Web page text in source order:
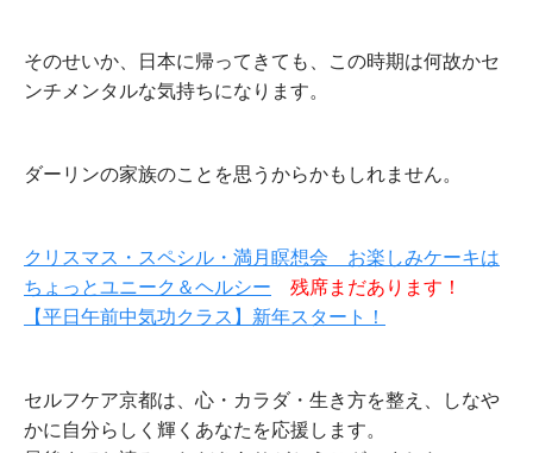
そのせいか、日本に帰ってきても、この時期は何故かセ
ンチメンタルな気持ちになります。
ダーリンの家族のことを思うからかもしれません。
クリスマス・スペシル・満月瞑想会 お楽しみケーキは
ちょっとユニーク＆ヘルシー
残席まだあります！
【平日午前中気功クラス】新年スタート！
セルフケア京都は、心・カラダ・生き方を整え、しなや
かに自分らしく輝くあなたを応援します。